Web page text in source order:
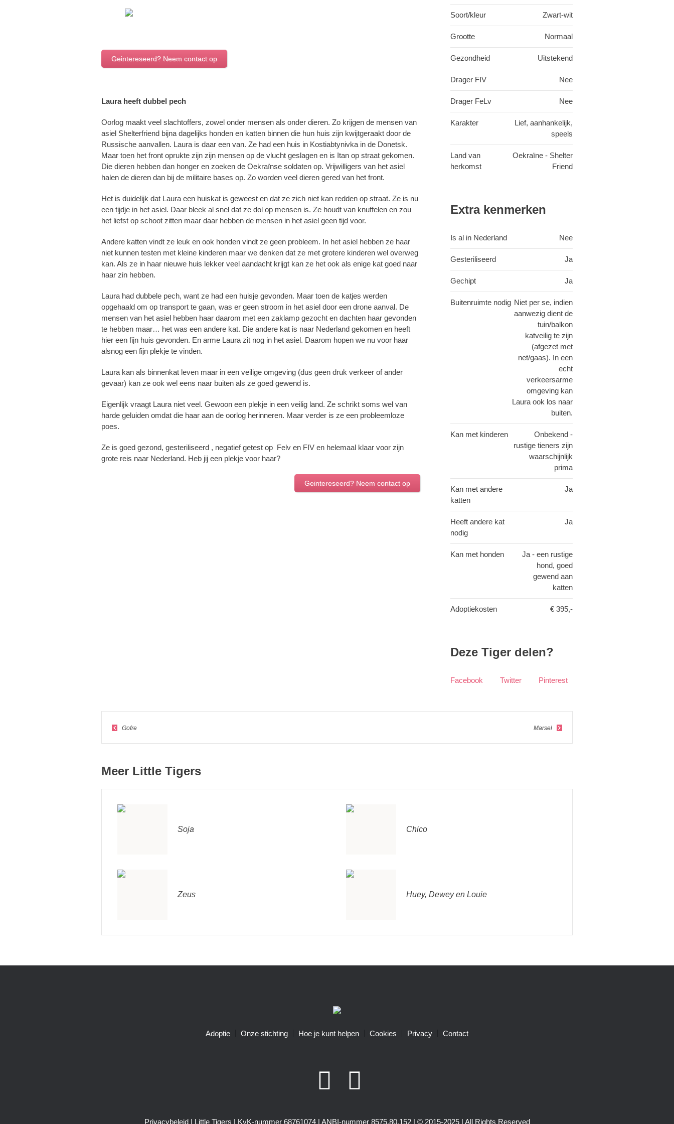
Geintereseerd? Neem contact op
Laura heeft dubbel pech
Oorlog maakt veel slachtoffers, zowel onder mensen als onder dieren. Zo krijgen de mensen van
asiel Shelterfriend bijna dagelijks honden en katten binnen die hun huis zijn kwijtgeraakt door de
Russische aanvallen. Laura is daar een van. Ze had een huis in Kostiabtynivka in de Donetsk.
Maar toen het front oprukte zijn zijn mensen op de vlucht geslagen en is Itan op straat gekomen.
Die dieren hebben dan honger en zoeken de Oekraïnse soldaten op. Vrijwilligers van het asiel
halen de dieren dan bij de militaire bases op. Zo worden veel dieren gered van het front.
Het is duidelijk dat Laura een huiskat is geweest en dat ze zich niet kan redden op straat. Ze is nu
een tijdje in het asiel. Daar bleek al snel dat ze dol op mensen is. Ze houdt van knuffelen en zou
het liefst op schoot zitten maar daar hebben de mensen in het asiel geen tijd voor.
Andere katten vindt ze leuk en ook honden vindt ze geen probleem. In het asiel hebben ze haar
niet kunnen testen met kleine kinderen maar we denken dat ze met grotere kinderen wel overweg
kan. Als ze in haar nieuwe huis lekker veel aandacht krijgt kan ze het ook als enige kat goed naar
haar zin hebben.
Laura had dubbele pech, want ze had een huisje gevonden. Maar toen de katjes werden
opgehaald om op transport te gaan, was er geen stroom in het asiel door een drone aanval. De
mensen van het asiel hebben haar daarom met een zaklamp gezocht en dachten haar gevonden
te hebben maar… het was een andere kat. Die andere kat is naar Nederland gekomen en heeft
hier een fijn huis gevonden. En arme Laura zit nog in het asiel. Daarom hopen we nu voor haar
alsnog een fijn plekje te vinden.
Laura kan als binnenkat leven maar in een veilige omgeving (dus geen druk verkeer of ander
gevaar) kan ze ook wel eens naar buiten als ze goed gewend is.
Eigenlijk vraagt Laura niet veel. Gewoon een plekje in een veilig land. Ze schrikt soms wel van
harde geluiden omdat die haar aan de oorlog herinneren. Maar verder is ze een probleemloze
poes.
Ze is goed gezond, gesteriliseerd , negatief getest op Felv en FIV en helemaal klaar voor zijn
grote reis naar Nederland. Heb jij een plekje voor haar?
Geintereseerd? Neem contact op
Soort/kleur Zwart-wit
Grootte Normaal
Gezondheid Uitstekend
Drager FIV Nee
Drager FeLv Nee
Karakter
Lief, aanhankelijk,
speels
Land van
herkomst
Oekraïne - Shelter
Friend
Extra kenmerken
Is al in Nederland Nee
Gesteriliseerd Ja
Gechipt Ja
Buitenruimte nodig Niet per se, indien
aanwezig dient de
tuin/balkon
katveilig te zijn
(afgezet met
net/gaas). In een
echt
verkeersarme
omgeving kan
Laura ook los naar
buiten.
Kan met kinderen
Onbekend -
rustige tieners zijn
waarschijnlijk
prima
Kan met andere
katten
Ja
Heeft andere kat
nodig
Ja
Kan met honden
Ja - een rustige
hond, goed
gewend aan
katten
Adoptiekosten € 395,-
Deze Tiger delen?
Facebook Twitter Pinterest
Gofre Marsel
Meer Little Tigers
Soja Chico
Zeus Huey, Dewey en Louie
Adoptie Onze stichting Hoe je kunt helpen Cookies Privacy Contact
Privacybeleid| Little Tigers | KvK-nummer 68761074 | ANBI-nummer 8575.80.152 | © 2015-2025 | All Rights Reserved